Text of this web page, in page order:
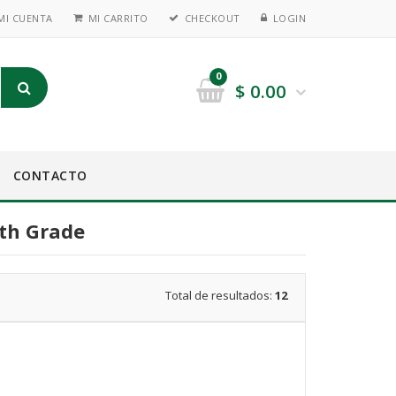
CUENTA MI CARRITO CHECKOUT LOGIN
0
$ 0.00
CONTACTO
Grade
Total de resultados: 12